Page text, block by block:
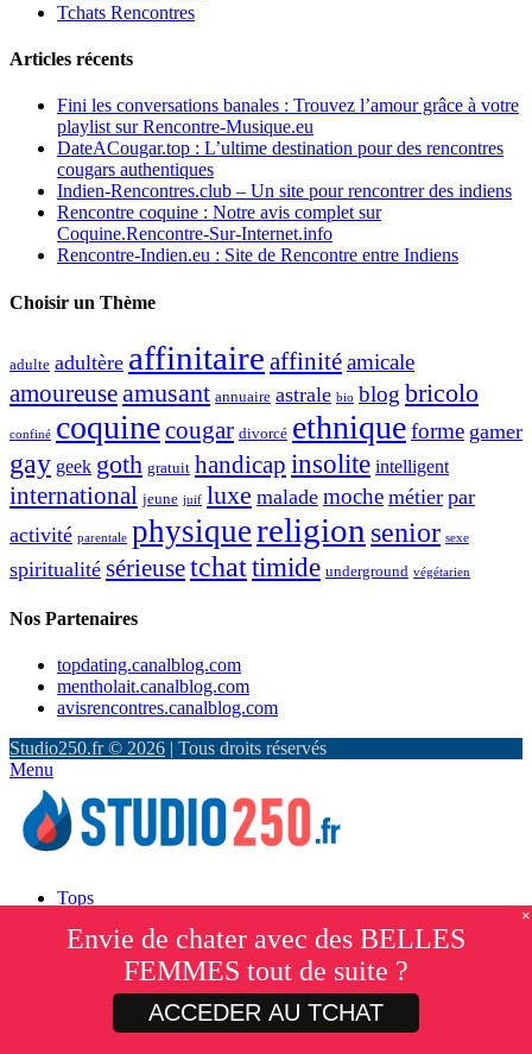
64 femmes connectées
clique ici pour leur parler
Tchats Rencontres
Articles récents
Fini les conversations banales : Trouvez l’amour grâce à votre
playlist sur Rencontre-Musique.eu
DateACougar.top : L’ultime destination pour des rencontres
cougars authentiques
Indien-Rencontres.club – Un site pour rencontrer des indiens
Rencontre coquine : Notre avis complet sur
Coquine.Rencontre-Sur-Internet.info
Rencontre-Indien.eu : Site de Rencontre entre Indiens
Choisir un Thème
adulte adultère affinitaire affinitéamicale
amoureuseamusant annuaire astrale bio blog bricolo
confiné coquinecougar divorcé ethniqueforme gamer
gay geek goth gratuit handicap insolite intelligent
international jeune juif luxe malade moche métier par
activité parentale physiquereligion senior sexe
spiritualité sérieusetchattimide underground végétarien
Nos Partenaires
topdating.canalblog.com
mentholait.canalblog.com
avisrencontres.canalblog.com
Studio250.fr © 2026 | Tous droits réservés
Menu
Tops
MacABC
TopRencontre
RencontreService
ClubRencontre
Rencontre Beurette
Envie de chater avec des BELLES
FEMMES tout de suite ?
ACCEDER AU TCHAT
×